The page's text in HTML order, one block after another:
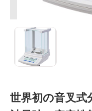
HTG224R
世界初の音叉式